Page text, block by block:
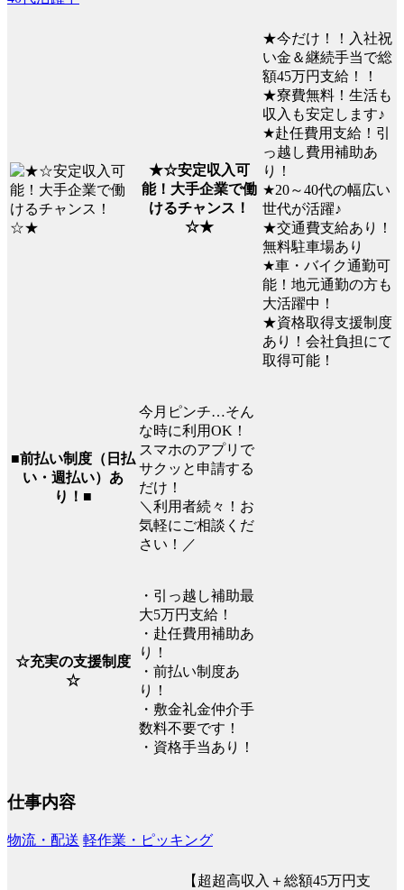
★☆安定収入可
能！大手企業で働
けるチャンス！
☆★
★今だけ！！入社祝
い金＆継続手当で総
額45万円支給！！
★寮費無料！生活も
収入も安定します♪
★赴任費用支給！引
っ越し費用補助あ
り！
★20～40代の幅広い
世代が活躍♪
★交通費支給あり！
無料駐車場あり
★車・バイク通勤可
能！地元通勤の方も
大活躍中！
★資格取得支援制度
あり！会社負担にて
取得可能！
■前払い制度（日払
い・週払い）あ
り！■
今月ピンチ…そん
な時に利用OK！
スマホのアプリで
サクッと申請する
だけ！
＼利用者続々！お
気軽にご相談くだ
さい！／
☆充実の支援制度
☆
・引っ越し補助最
大5万円支給！
・赴任費用補助あ
り！
・前払い制度あ
り！
・敷金礼金仲介手
数料不要です！
・資格手当あり！
仕事内容
物流・配送 軽作業・ピッキング
【超超高収入＋総額45万円支